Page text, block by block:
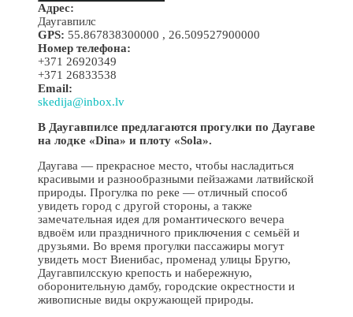
Адрес:
Даугавпилс
GPS: 55.867838300000 , 26.509527900000
Номер телефона:
+371 26920349
+371 26833538
Email:
skedija@inbox.lv
В Даугавпилсе предлагаются прогулки по Даугаве
на лодке «Dina» и плоту «Sola».
Даугава — прекрасное место, чтобы насладиться
красивыми и разнообразными пейзажами латвийской
природы. Прогулка по реке — отличный способ
увидеть город с другой стороны, а также
замечательная идея для романтического вечера
вдвоём или праздничного приключения с семьёй и
друзьями. Во время прогулки пассажиры могут
увидеть мост Виенибас, променад улицы Бругю,
Даугавпилсскую крепость и набережную,
оборонительную дамбу, городские окрестности и
живописные виды окружающей природы.